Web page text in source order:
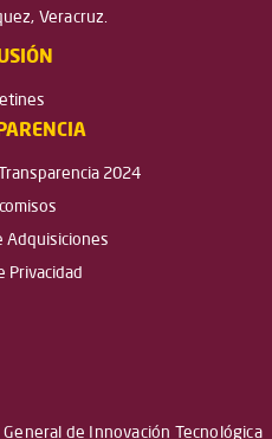
Veracruz.
2024
Adquisiciones
Privacidad
de Innovación Tecnológica